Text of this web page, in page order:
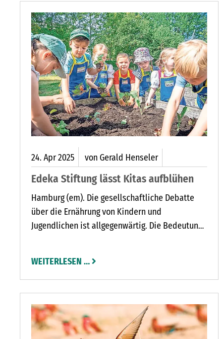
Eröffnungstag zu Snacks, Sekt und einem
Glücksrad-Gewinnspiel ein.
24. Apr2025 von Gerald Henseler
Edeka Stiftung lässt Kitas aufblühen
Hamburg (em). Die gesellschaftliche Debatte
über die Ernährung von Kindern und
Jugendlichen ist allgegenwärtig. Die Bedeutung
Frage nach einer fundierten Wissensvermittlung
immer stärker in den Fokus. Genau hier setzt die
Edeka Stiftung an und startet mit ihrer
Erfolgsinitiative „Gemüsebeete für Kids” in die
Saison 2025. Ab heute heißt es „Ärmel
WEITERLESEN …
ERÖFFNET MELANIE LORENZ IHREN LIEBLINGSPLATZ AM